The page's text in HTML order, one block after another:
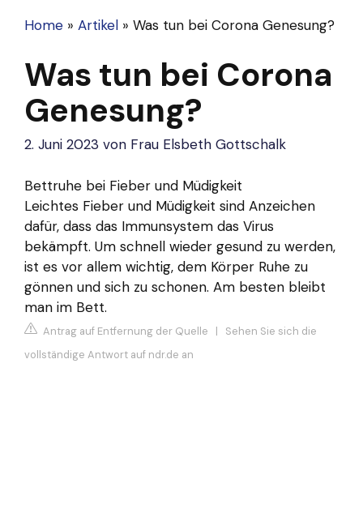
Home » Artikel » Was tun bei Corona Genesung?
Was tun bei Corona
Genesung?
2. Juni 2023 von Frau Elsbeth Gottschalk
Bettruhe bei Fieber und Müdigkeit
Leichtes Fieber und Müdigkeit sind Anzeichen
dafür, dass das Immunsystem das Virus
bekämpft. Um schnell wieder gesund zu werden,
ist es vor allem wichtig, dem Körper Ruhe zu
gönnen und sich zu schonen. Am besten bleibt
man im Bett.
Antrag auf Entfernung der Quelle | Sehen Sie sich die
vollständige Antwort auf ndr.de an